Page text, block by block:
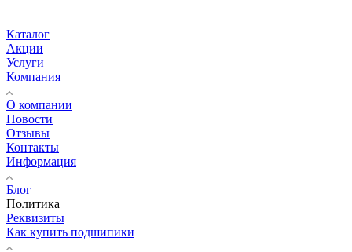
Каталог
Акции
Услуги
Компания
О компании
Новости
Отзывы
Контакты
Информация
Блог
Политика
Реквизиты
Как купить подшипики